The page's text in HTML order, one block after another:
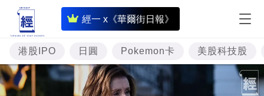
經一 x《華爾街日報》
即
時
財
經
專
港股IPO 日圓 Pokemon卡 美股科技股